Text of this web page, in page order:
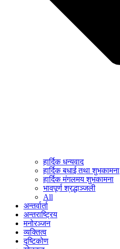
हार्दिक धन्यवाद
हार्दिक बधाई तथा शुभकामना
हार्दिक मंगलमय शुभकामना
भावपूर्ण श्रद्धाञ्जली
All
अन्तर्वार्ता
अन्तराष्ट्रिय
मनोरञ्जन
व्यक्तित्व
दृष्टिकोण